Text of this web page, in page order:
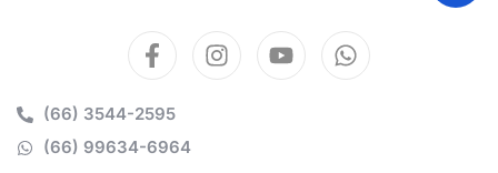
(66) 3544-2595
(66) 99634-6964